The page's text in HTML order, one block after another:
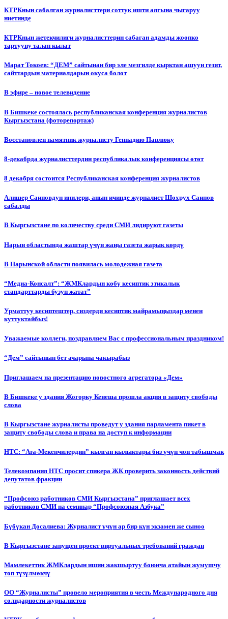
КТРКнын сабалган журналисттери соттук ишти аягына чыгаруу
ниетинде
КТРКнын жетекчилиги журналисттерин сабаган адамды жоопко
тартууну талап кылат
Марат Токоев: “ДЕМ” сайтынан бир эле мезгилде кырктан ашуун гезит,
сайттардын материалдарын окуса болот
В эфире – новое телевидение
В Бишкеке состоялась республиканская конференция журналистов
Кыргызстана (фоторепортаж)
Восстановлен памятник журналисту Геннадию Павлюку
8-декабрда журналисттердин республикалык конференциясы өтөт
8 декабря состоится Республиканская конференция журналистов
Алишер Саиповдун инилери, анын ичинде журналист Шохрух Саипов
сабалды
В Кыргызстане по количеству среди СМИ лидируют газеты
Нарын областында жаштар үчүн жаңы газета жарык көрдү
В Нарынской области появилась молодежная газета
“Медиа-Консалт”: “ЖМКлардын көбү кесиптик этикалык
стандарттарды бузуп жатат”
Урматтуу кесиптештер, сиздерди кесиптик майрамыңыздар менен
куттуктайбыз!
Уважаемые коллеги, поздравляем Вас с профессиональным праздником!
“Дем” сайтынын бет ачарына чакырабыз
Приглашаем на презентацию новостного агрегатора «Дем»
В Бишкеке у здания Жогорку Кенеша прошла акция в защиту свободы
слова
В Кыргызстане журналисты проведут у здания парламента пикет в
защиту свободы слова и права на доступ к информации
НТС: “Ата-Мекенчилердин” кылган кылыктары биз үчүн чон табышмак
Телекомпания НТС просит спикера ЖК проверить законность действий
депутатов фракции
“Профсоюз работников СМИ Кыргызстана” приглашает всех
работников СМИ на семинар “Профсоюзная Азбука”
Бүбүкан Досалиева: Журналист үчүн ар бир күн экзамен же сыноо
В Кыргызстане запущен проект виртуальных требований граждан
Мамлекеттик ЖМКлардын ишин жакшыртуу боюнча атайын жумушчу
топ түзүлмөкчү
ОО “Журналисты” провело мероприятия в честь Международного дня
солидарности журналистов